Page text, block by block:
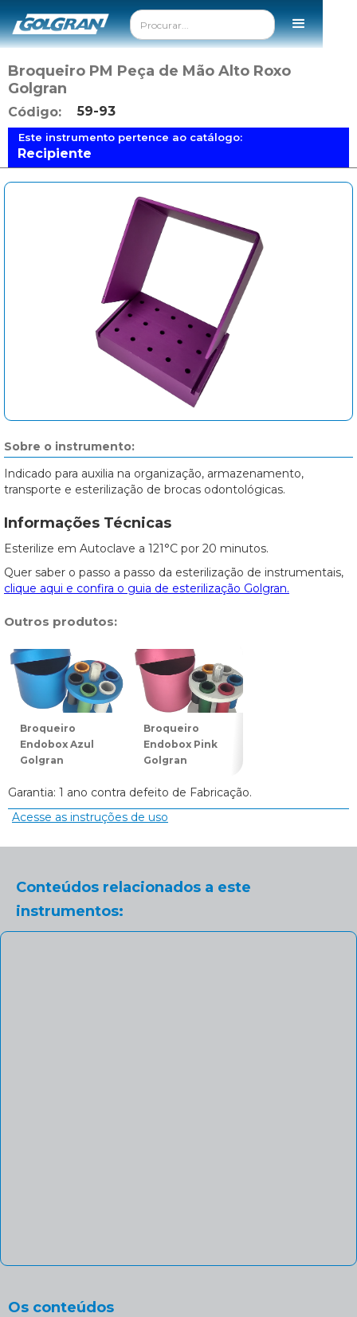
Broqueiro PM Peça de Mão Alto Roxo
Golgran
Código: 59-93
Este instrumento pertence ao catálogo:
Recipiente
Sobre o instrumento:
Indicado para auxilia na organização, armazenamento,
transporte e esterilização de brocas odontológicas.
Informações Técnicas
Esterilize em Autoclave a 121°C por 20 minutos.
Quer saber o passo a passo da esterilização de instrumentais,
clique aqui e confira o guia de esterilização Golgran.
Outros produtos:
Broqueiro
Endobox Azul
Golgran
Broqueiro
Endobox Pink
Golgran
Garantia: 1 ano contra defeito de Fabricação.
Acesse as instruções de uso
Conteúdos relacionados a este
instrumentos:
Os conteúdos